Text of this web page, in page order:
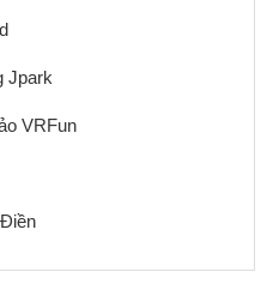
Jpark
VRFun